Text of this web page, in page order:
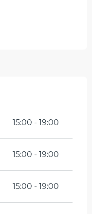
15:00 - 19:00
15:00 - 19:00
15:00 - 19:00